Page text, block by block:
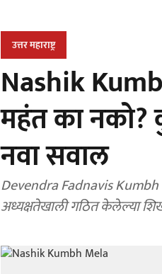
उत्तर महाराष्ट्र
Nashik
महंत का नको?
नवा सवाल
Devendra Fadnavis Kumbh
अध्यक्षतेखाली गठित केलेल्या